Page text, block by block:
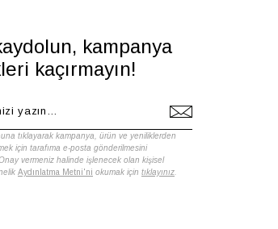
kampanya
kaçırmayın!
tıklayarak kampanya, ürün ve yeniliklerden
için tarafıma e-posta gönderilmesini
vermeniz halinde işlenecek olan kişisel
Aydınlatma Metni'ni okumak için tıklayınız